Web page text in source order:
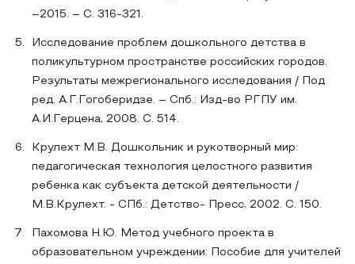
–2015. – С. 316-321.
Исследование проблем дошкольного детства в
поликультурном пространстве российских городов.
Результаты межрегионального исследования / Под
ред. А.Г.Гогоберидзе. – Спб.: Изд-во РГПУ им.
А.И.Герцена, 2008. С. 514.
Крулехт М.В. Дошкольник и рукотворный мир:
педагогическая технология целостного развития
ребенка как субъекта детской деятельности /
М.В.Крулехт. - СПб.: Детство- Пресс, 2002. С. 150.
Пахомова Н.Ю. Метод учебного проекта в
образовательном учреждении: Пособие для учителей